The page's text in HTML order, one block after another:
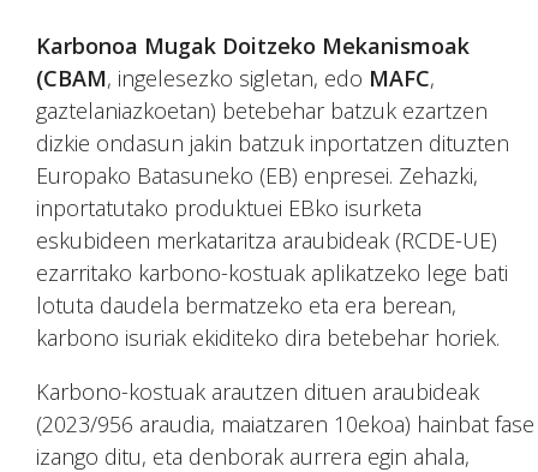
Karbonoa Mugak Doitzeko Mekanismoak
(CBAM, ingelesezko sigletan, edo MAFC,
gaztelaniazkoetan) betebehar batzuk ezartzen
dizkie ondasun jakin batzuk inportatzen dituzten
Europako Batasuneko (EB) enpresei. Zehazki,
inportatutako produktuei EBko isurketa
eskubideen merkataritza araubideak (RCDE-UE)
ezarritako karbono-kostuak aplikatzeko lege bati
lotuta daudela bermatzeko eta era berean,
karbono isuriak ekiditeko dira betebehar horiek.
Karbono-kostuak arautzen dituen araubideak
(2023/956 araudia, maiatzaren 10ekoa) hainbat fase
izango ditu, eta denborak aurrera egin ahala,